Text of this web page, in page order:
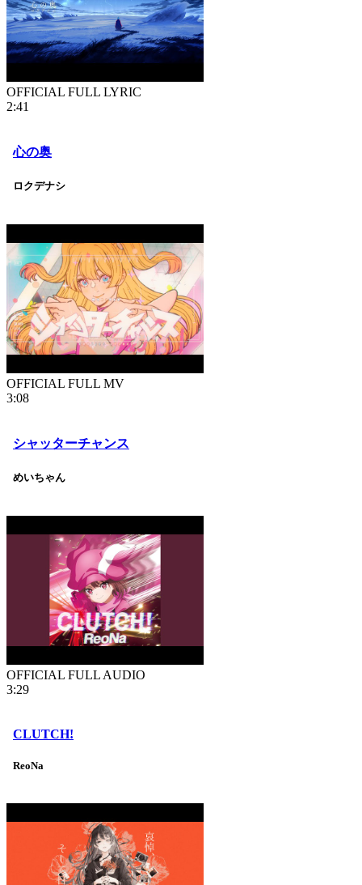
OFFICIAL FULL LYRIC
2:41
心の奥
ロクデナシ
OFFICIAL FULL MV
3:08
シャッターチャンス
めいちゃん
OFFICIAL FULL AUDIO
3:29
CLUTCH!
ReoNa